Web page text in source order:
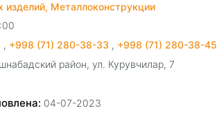
изделий, Металлоконструкции
, +998 (71) 280-38-33 , +998 (71) 280-38-45
район, ул. Курувчилар, 7
04-07-2023